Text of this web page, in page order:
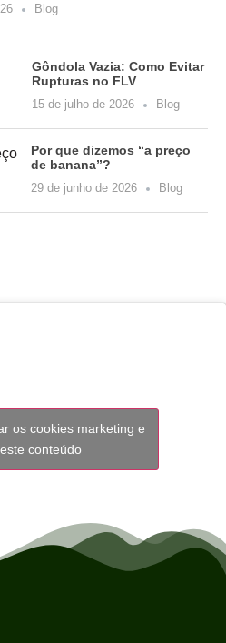
Blog
Gôndola Vazia: Como Evitar
Rupturas no FLV
15 de julho de 2026 Blog
Por que dizemos “a preço
de banana”?
29 de junho de 2026 Blog
os cookies marketing e
conteúdo